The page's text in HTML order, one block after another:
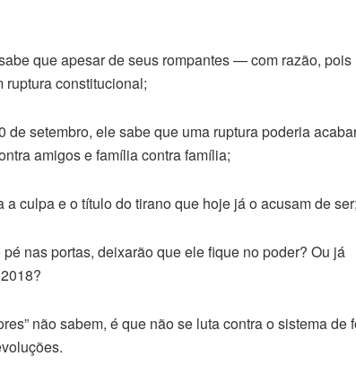
que apesar de seus rompantes — com razão, pois
constitucional;
de setembro, ele sabe que uma ruptura poderia
amigos e família contra família;
culpa e o título do tirano que hoje já o acusam de ser;
nas portas, deixarão que ele fique no poder? Ou já
não sabem, é que não se luta contra o sistema de